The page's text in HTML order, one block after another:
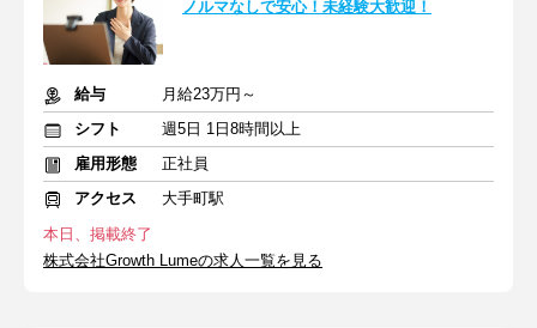
ノルマなしで安心！未経験大歓迎！
給与
月給23万円～
シフト
週5日 1日8時間以上
雇用形態
正社員
アクセス
大手町駅
本日、掲載終了
株式会社Growth Lumeの求人一覧を見る